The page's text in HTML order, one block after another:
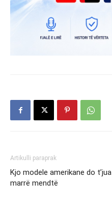
Artikulli paraprak
Kjo modele amerikane do t’jua
marrë mendtë